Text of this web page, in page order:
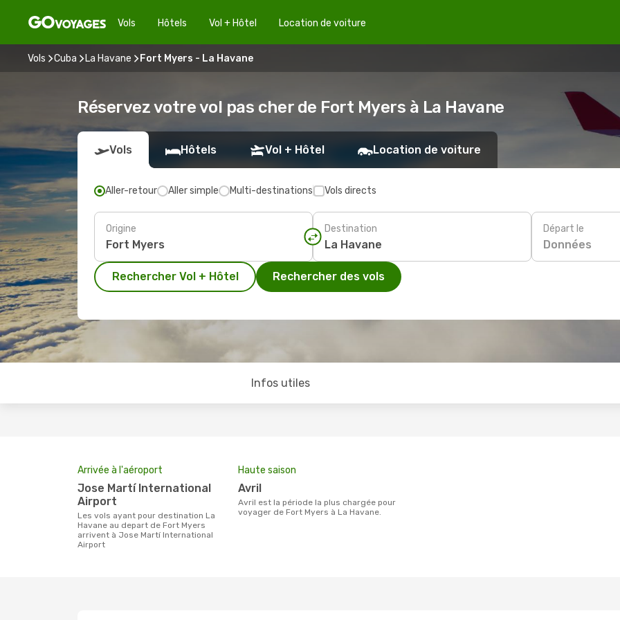
Vols Hôtels Vol + Hôtel Location de voiture
Vols Cuba La Havane Fort Myers - La Havane
Réservez votre vol pas cher de Fort Myers à La Havane
Vols Hôtels Vol + Hôtel Location de voiture
Aller-retour Aller simple Multi-destinations Vols directs
Origine Destination Départ le
Données
Rechercher Vol + Hôtel Rechercher des vols
Infos utiles
Arrivée à l'aéroport
Jose Martí International
Airport
Les vols ayant pour destination La
Havane au depart de Fort Myers
arrivent à Jose Martí International
Airport
Haute saison
avril
avril est la période la plus chargée pour
voyager de Fort Myers à La Havane.